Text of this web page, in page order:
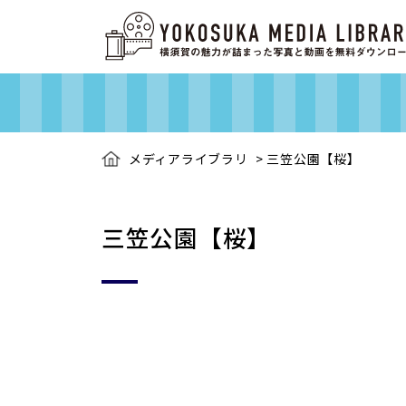
メディアライブラリ >三笠公園【桜】
三笠公園【桜】